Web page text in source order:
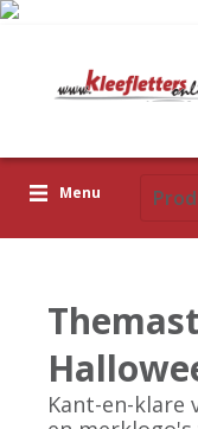
Menu
Zelfklevende
Upload je
Kant-en-klare